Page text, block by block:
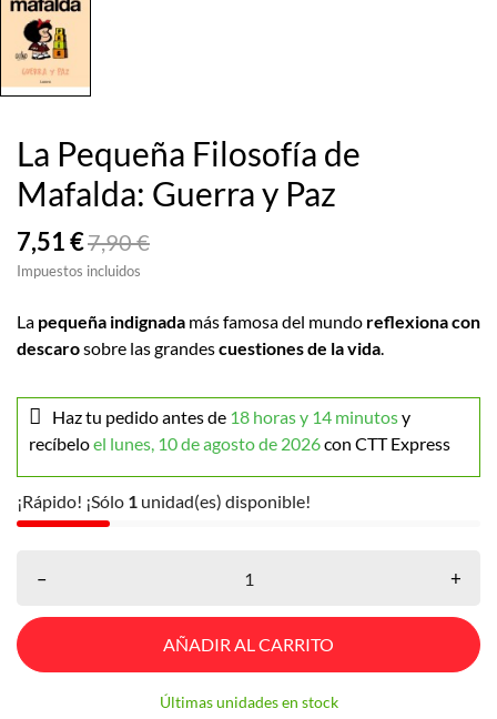
La Pequeña Filosofía de
Mafalda: Guerra y Paz
7,51 €7,90 €
Impuestos incluidos
La pequeña indignada más famosa del mundo reflexiona con
descarosobre las grandescuestiones de la vida.
Haz tu pedido antes de 18 horas y 14 minutosy
recíbeloel lunes, 10 de agosto de 2026con CTT Express
¡Rápido! ¡Sólo 1 unidad(es) disponible!
– +
AÑADIR AL CARRITO
Últimas unidades en stock